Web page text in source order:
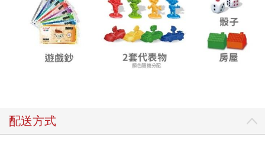
配送方式